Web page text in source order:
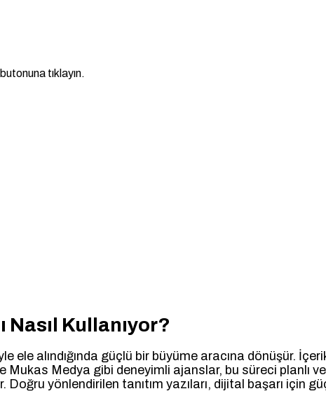
tıklayın.
Nasıl Kullanıyor?
ele alındığında güçlü bir büyüme aracına dönüşür.
Mukas Medya gibi deneyimli ajanslar, bu süreci planlı
yönlendirilen tanıtım yazıları, dijital başarı için